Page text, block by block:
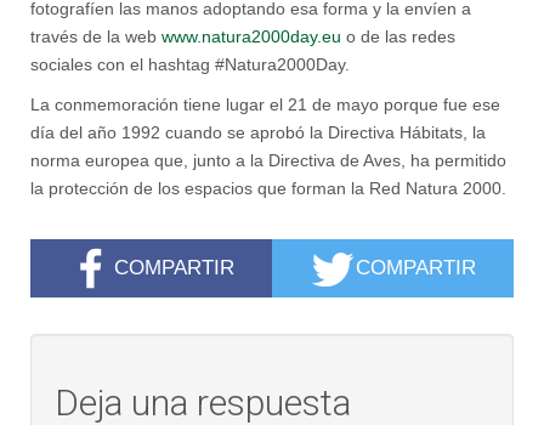
fotografíen las manos adoptando esa forma y la envíen a
través de la web www.natura2000day.eu o de las redes
sociales con el hashtag #Natura2000Day.
La conmemoración tiene lugar el 21 de mayo porque fue ese
día del año 1992 cuando se aprobó la Directiva Hábitats, la
norma europea que, junto a la Directiva de Aves, ha permitido
la protección de los espacios que forman la Red Natura 2000.
COMPARTIR COMPARTIR
Deja una respuesta